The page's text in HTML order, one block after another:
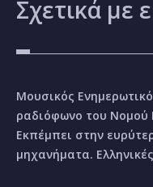
Σχετικά με
Μουσικός
ραδιόφωνο του Νομού
Εκπέμπει στην
μηχανήματα.